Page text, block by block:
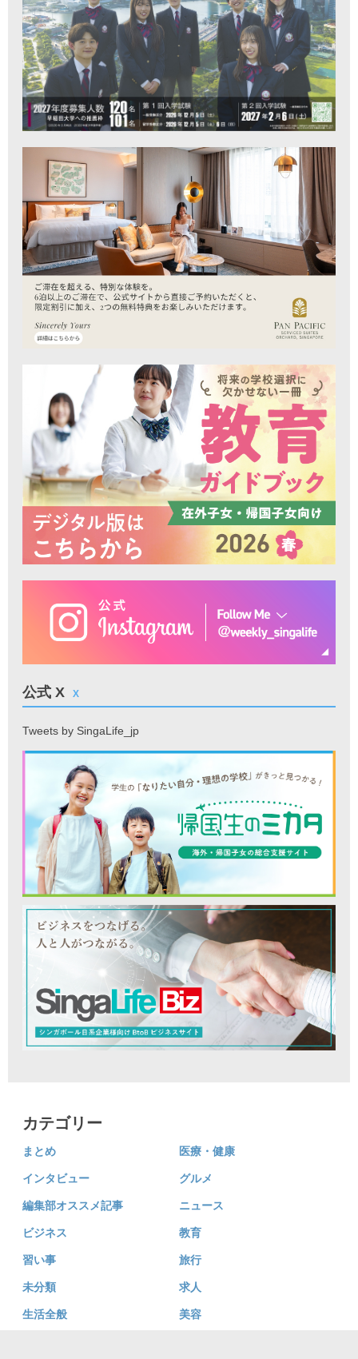
公式 X X
Tweets by SingaLife_jp
カテゴリー
まとめ 医療・健康
インタビュー グルメ
編集部オススメ記事 ニュース
ビジネス 教育
習い事 旅行
未分類 求人
生活全般 美容